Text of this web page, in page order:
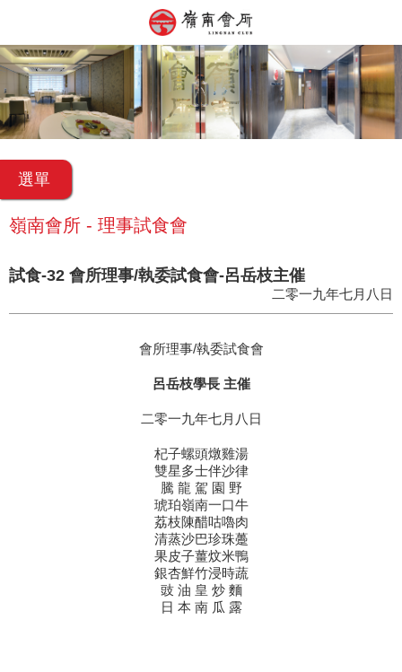
選單
嶺南會所 - 理事試食會
試食-32 會所理事/執委試食會-呂岳枝主催
二零一九年七月八日
會所理事/執委試食會
呂岳枝學長 主催
二零一九年七月八日
杞子螺頭燉雞湯
雙星多士伴沙律
騰 龍 駕 園 野
琥珀嶺南一口牛
荔枝陳醋咕嚕肉
清蒸沙巴珍珠躉
果皮子薑炆米鴨
銀杏鮮竹浸時蔬
豉 油 皇 炒 麵
日 本 南 瓜 露